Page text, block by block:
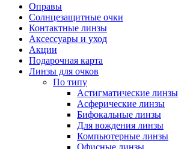
Оправы
Солнцезащитные очки
Контактные линзы
Аксессуары и уход
Акции
Подарочная карта
Линзы для очков
По типу
Астигматические линзы
Асферические линзы
Бифокальные линзы
Для вождения линзы
Компьютерные линзы
Офисные линзы